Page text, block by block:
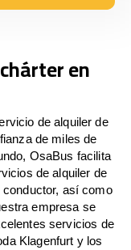
en
de alquiler de
de miles de
OsaBus facilita
de alquiler de
así como
empresa se
servicios de
Klagenfurt y los